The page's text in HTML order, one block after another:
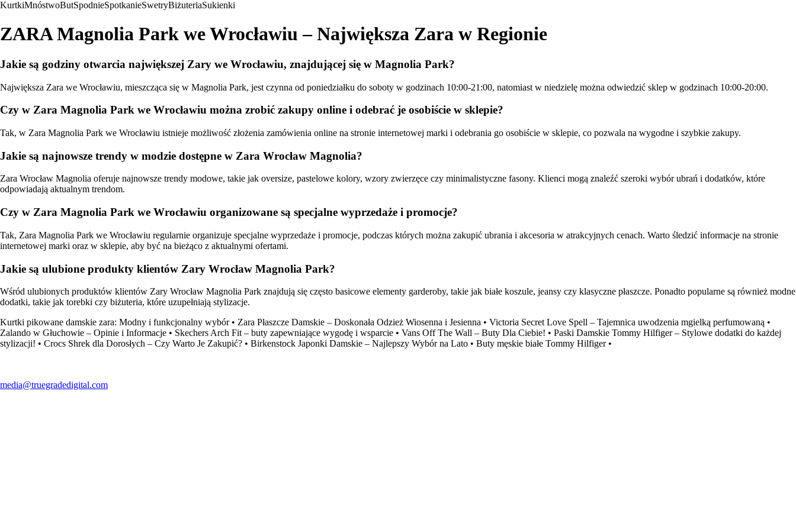
KurtkiMnóstwoButSpodnieSpotkanieSwetryBiżuteriaSukienki
ZARA Magnolia Park we Wrocławiu – Największa Zara w Regionie
Jakie są godziny otwarcia największej Zary we Wrocławiu, znajdującej się w Magnolia Park?
Największa Zara we Wrocławiu, mieszcząca się w Magnolia Park, jest czynna od poniedziałku do soboty w godzinach 10:00-21:00, natomiast w niedzielę można odwiedzić sklep w godzinach 10:00-20:00.
Czy w Zara Magnolia Park we Wrocławiu można zrobić zakupy online i odebrać je osobiście w sklepie?
Tak, w Zara Magnolia Park we Wrocławiu istnieje możliwość złożenia zamówienia online na stronie internetowej marki i odebrania go osobiście w sklepie, co pozwala na wygodne i szybkie zakupy.
Jakie są najnowsze trendy w modzie dostępne w Zara Wrocław Magnolia?
Zara Wrocław Magnolia oferuje najnowsze trendy modowe, takie jak oversize, pastelowe kolory, wzory zwierzęce czy minimalistyczne fasony. Klienci mogą znaleźć szeroki wybór ubrań i dodatków, które
odpowiadają aktualnym trendom.
Czy w Zara Magnolia Park we Wrocławiu organizowane są specjalne wyprzedaże i promocje?
Tak, Zara Magnolia Park we Wrocławiu regularnie organizuje specjalne wyprzedaże i promocje, podczas których można zakupić ubrania i akcesoria w atrakcyjnych cenach. Warto śledzić informacje na stronie
internetowej marki oraz w sklepie, aby być na bieżąco z aktualnymi ofertami.
Jakie są ulubione produkty klientów Zary Wrocław Magnolia Park?
Wśród ulubionych produktów klientów Zary Wrocław Magnolia Park znajdują się często basicowe elementy garderoby, takie jak białe koszule, jeansy czy klasyczne płaszcze. Ponadto popularne są również modne
dodatki, takie jak torebki czy biżuteria, które uzupełniają stylizacje.
Kurtki pikowane damskie zara: Modny i funkcjonalny wybór• Zara Płaszcze Damskie – Doskonała Odzież Wiosenna i Jesienna • Victoria Secret Love Spell – Tajemnica uwodzenia mgielką perfumowaną •
Zalando w Głuchowie – Opinie i Informacje • Skechers Arch Fit – buty zapewniające wygodę i wsparcie • Vans Off The Wall – Buty Dla Ciebie! • Paski Damskie Tommy Hilfiger – Stylowe dodatki do każdej
stylizacji! • Crocs Shrek dla Dorosłych – Czy Warto Je Zakupić? • Birkenstock Japonki Damskie – Najlepszy Wybór na Lato • Buty męskie białe Tommy Hilfiger•
media@truegradedigital.com